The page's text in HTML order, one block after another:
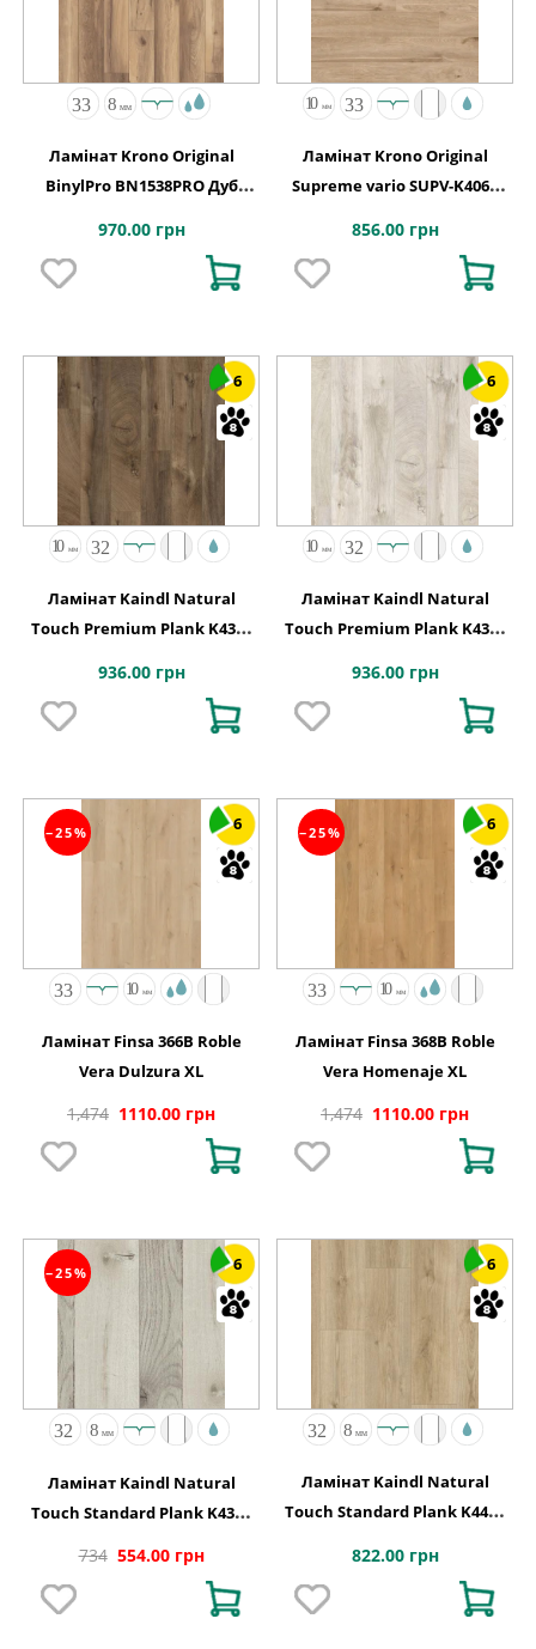
Ламінат Krono Original
BinylPro BN1538PRO Дуб
970.00 грн
Ламінат Krono Original
Supreme vario SUPV-K406P
856.00 грн
6
Ламінат Kaindl Natural
Touch Premium Plank K4382
936.00 грн
6
Ламінат Kaindl Natural
Touch Premium Plank K4384
936.00 грн
−25% 6
Ламінат Finsa 366B Roble
Vera Dulzura XL
1,474 1110.00 грн
−25% 6
Ламінат Finsa 368B Roble
Vera Homenaje XL
1,474 1110.00 грн
−25% 6
Ламінат Kaindl Natural
Touch Standard Plank K4360
734 554.00 грн
6
Ламінат Kaindl Natural
Touch Standard Plank K4420
822.00 грн